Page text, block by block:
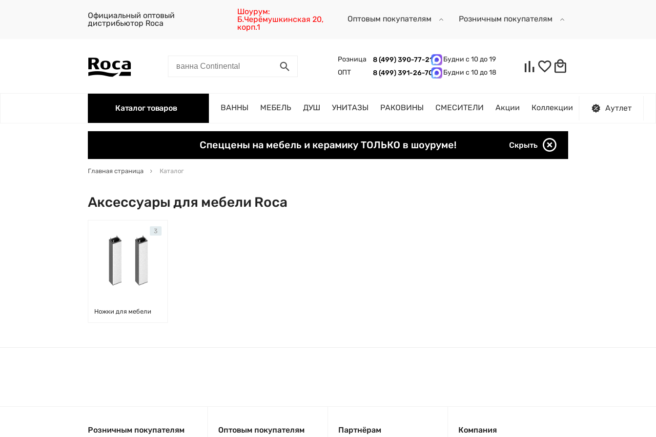
Официальный оптовый
дистрибьютор Roca
Шоурум:
Б.Черёмушкинская 20,
корп.1
Оптовым покупателям Розничным покупателям
Розница 8 (499) 390-77-21
Будни с 10 до 19
ОПТ
8 (499) 391-26-70 Будни с 10 до 18
Каталог товаров ВАННЫ МЕБЕЛЬ ДУШ УНИТАЗЫ РАКОВИНЫ СМЕСИТЕЛИ Акции Коллекции Аутлет
Спеццены на мебель и керамику ТОЛЬКО в шоуруме! Скрыть
Главная страница Каталог
Аксессуары для мебели Roca
Ножки для мебели
3
Розничным покупателям Оптовым покупателям Партнёрам Компания